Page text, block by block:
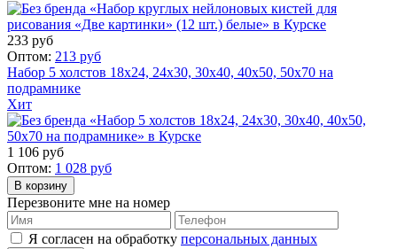
233 руб
Оптом: 213 руб
Набор 5 холстов 18x24, 24x30, 30x40, 40x50, 50x70 на
подрамнике
Хит
1 106 руб
Оптом: 1 028 руб
Перезвоните мне на номер
Я согласен на обработку персональных данных